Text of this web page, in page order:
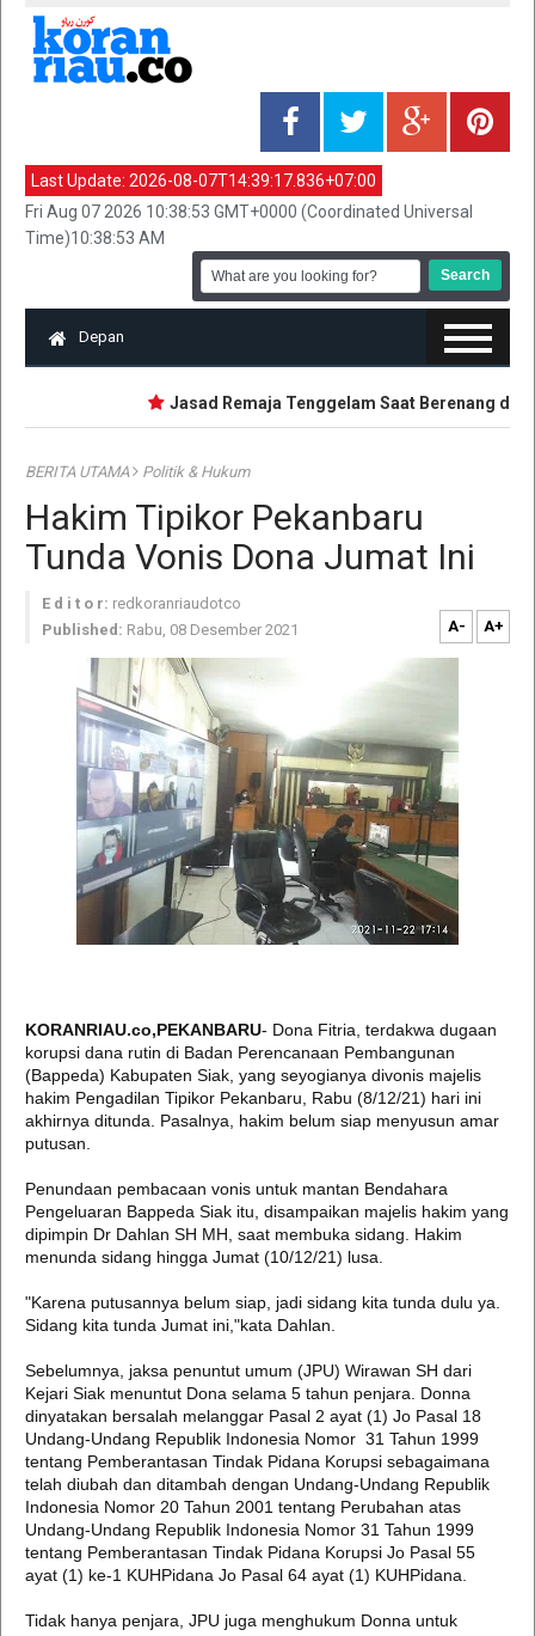
Last Update: 2026-08-07T14:39:17.836+07:00
Fri Aug 07 2026 10:38:53 GMT+0000 (Coordinated Universal
Time)10:38:53 AM
Depan
Jasad Remaja Tenggelam Saat Berenang di
BERITA UTAMA Politik & Hukum
Hakim Tipikor Pekanbaru
Tunda Vonis Dona Jumat Ini
E d i t o r: redkoranriaudotco
Published: Rabu, 08 Desember 2021 A- A+
KORANRIAU.co,PEKANBARU- Dona Fitria, terdakwa dugaan
korupsi dana rutin di Badan Perencanaan Pembangunan
(Bappeda) Kabupaten Siak, yang seyogianya divonis majelis
hakim Pengadilan Tipikor Pekanbaru, Rabu (8/12/21) hari ini
akhirnya ditunda. Pasalnya, hakim belum siap menyusun amar
putusan.
Penundaan pembacaan vonis untuk mantan Bendahara
Pengeluaran Bappeda Siak itu, disampaikan majelis hakim yang
dipimpin Dr Dahlan SH MH, saat membuka sidang. Hakim
menunda sidang hingga Jumat (10/12/21) lusa.
"Karena putusannya belum siap, jadi sidang kita tunda dulu ya.
Sidang kita tunda Jumat ini,"kata Dahlan.
Sebelumnya, jaksa penuntut umum (JPU) Wirawan SH dari
Kejari Siak menuntut Dona selama 5 tahun penjara. Donna
dinyatakan bersalah melanggar Pasal 2 ayat (1) Jo Pasal 18
Undang-Undang Republik Indonesia Nomor 31 Tahun 1999
tentang Pemberantasan Tindak Pidana Korupsi sebagaimana
telah diubah dan ditambah dengan Undang-Undang Republik
Indonesia Nomor 20 Tahun 2001 tentang Perubahan atas
Undang-Undang Republik Indonesia Nomor 31 Tahun 1999
tentang Pemberantasan Tindak Pidana Korupsi Jo Pasal 55
ayat (1) ke-1 KUHPidana Jo Pasal 64 ayat (1) KUHPidana.
Tidak hanya penjara, JPU juga menghukum Donna untuk